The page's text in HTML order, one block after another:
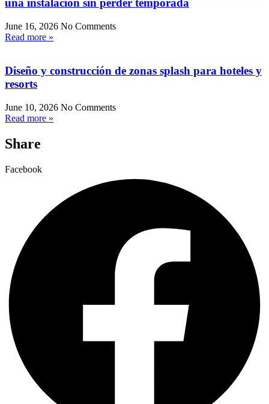
una instalación sin perder temporada
June 16, 2026 No Comments
Read more »
Diseño y construcción de zonas splash para hoteles y
resorts
June 10, 2026 No Comments
Read more »
Share
Facebook